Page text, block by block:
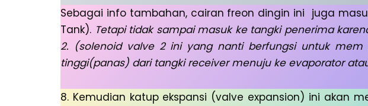
Sebagai info tambahan, cairan freon dingin ini juga
Tank). Tetapi tidak sampai masuk ke tangki penerima
2. (solenoid valve 2 ini yang nanti berfungsi untuk
tinggi(panas) dari tangki receiver menuju ke evaporator
8. Kemudian katup ekspansi (valve expansion) ini akan